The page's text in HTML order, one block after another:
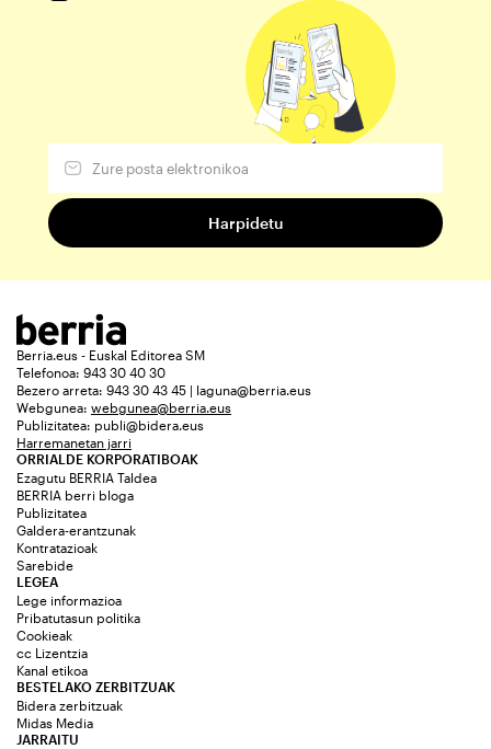
Berria.eus - Euskal Editorea SM
Telefonoa: 943 30 40 30
Bezero arreta: 943 30 43 45 | laguna@berria.eus
Webgunea: webgunea@berria.eus
Publizitatea: publi@bidera.eus
Harremanetan jarri
ORRIALDE KORPORATIBOAK
Ezagutu BERRIA Taldea
BERRIA berri bloga
Publizitatea
Galdera-erantzunak
Kontratazioak
Sarebide
JARRAITU
LEGEA
Lege informazioa
Pribatutasun politika
Cookieak
cc Lizentzia
Kanal etikoa
BESTELAKO ZERBITZUAK
Bidera zerbitzuak
Midas Media